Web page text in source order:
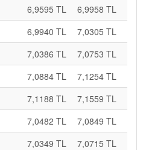
6,9595 TL
6,9958 TL
6,9940 TL
7,0305 TL
7,0386 TL
7,0753 TL
7,0884 TL
7,1254 TL
7,1188 TL
7,1559 TL
7,0482 TL
7,0849 TL
7,0349 TL
7,0715 TL